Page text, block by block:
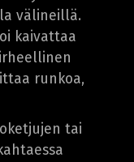
välineillä.
kaivattaa
runkoa,
tai